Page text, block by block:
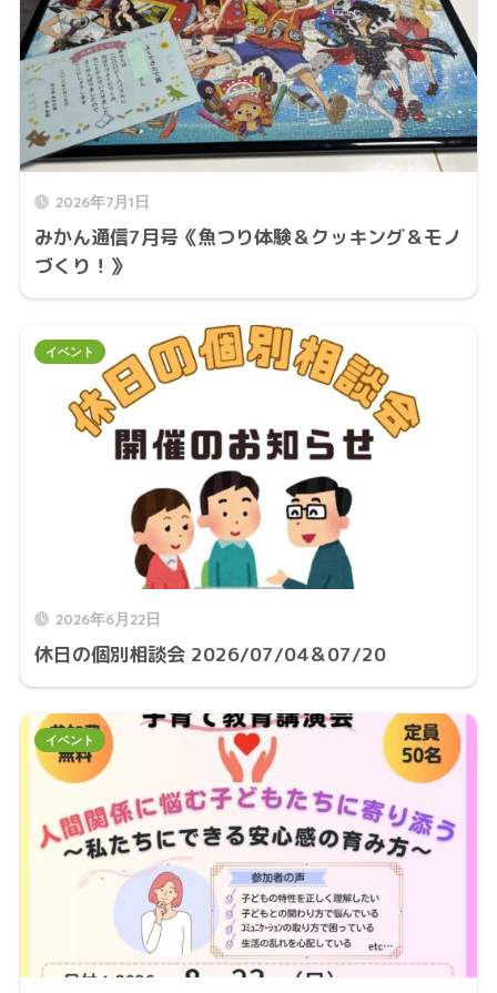
2026年7月1日
みかん通信7月号《魚つり体験＆クッキング＆モノ
づくり！》
2026年6月22日
休日の個別相談会 2026/07/04＆07/20
イベント
イベント